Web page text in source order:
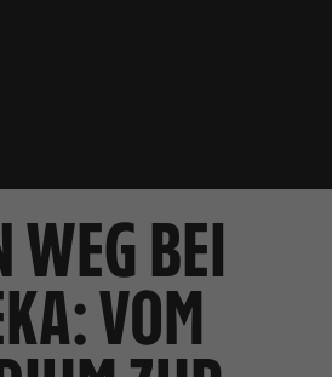
WEG BEI
VOM